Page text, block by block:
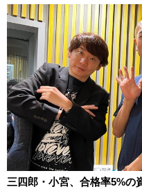
三四郎・小宮、合格率5%の